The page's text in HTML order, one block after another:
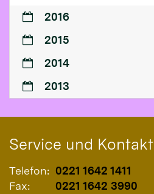
2016
2015
2014
2013
Service und Kontakt
Telefon: 0221 1642 1411
Fax:
0221 1642 3990